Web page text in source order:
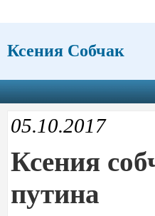
Ксения Собчак
05.10.2017
Ксения
путина